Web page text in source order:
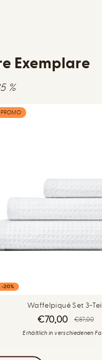
Exemplare
%
-20%
PROMO
Waffelpiqué Set 3-
€70,00 €87,00
Erhältlich in verschiedenen